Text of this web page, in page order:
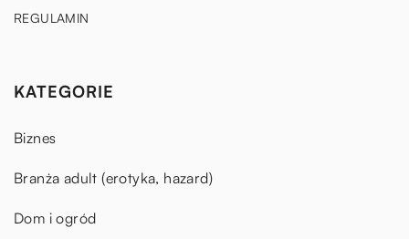
REGULAMIN
KATEGORIE
Biznes
Branża adult (erotyka, hazard)
Dom i ogród